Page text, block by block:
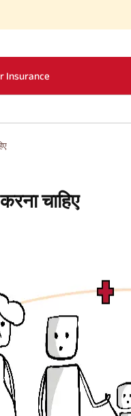
Insurance
चाहिए